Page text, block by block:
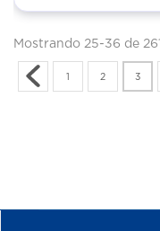
Mostrando 25-36 de
1 2 3